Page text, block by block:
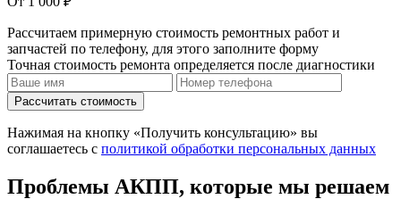
Рассчитаем примерную стоимость ремонтных работ и
запчастей по телефону, для этого заполните форму
Точная стоимость ремонта определяется после диагностики
Рассчитать стоимость
Нажимая на кнопку «Получить консультацию» вы
соглашаетесь с политикой обработки персональных данных
Проблемы АКПП, которые мы решаем